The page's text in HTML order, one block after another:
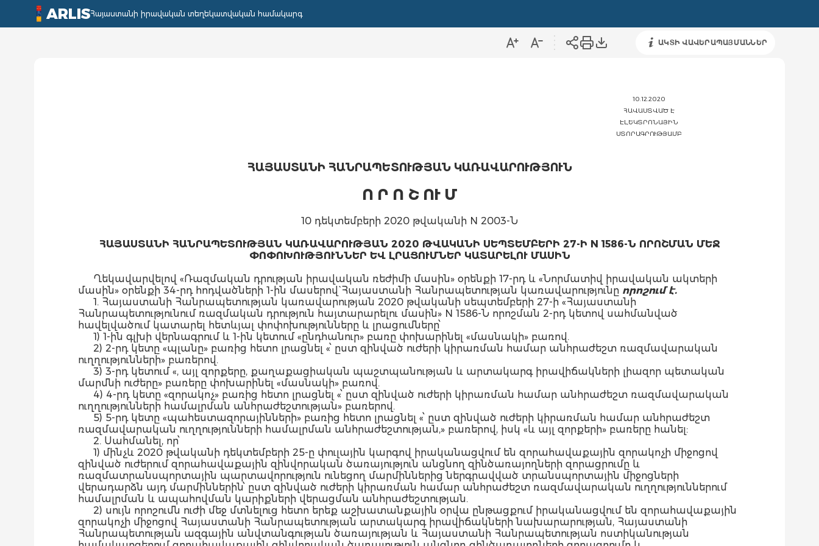
ARLISՀայաստանի իրավական տեղեկատվական համակարգ
ԱԿՏԻ ՎԱՎԵՐԱՊԱՅՄԱՆՆԵՐ
10.12.2020
ՀԱՎԱՍՏՎԱԾ Է
ԷԼԵԿՏՐՈՆԱՅԻՆ
ՍՏՈՐԱԳՐՈՒԹՅԱՄԲ
ՀԱՅԱՍՏԱՆԻ ՀԱՆՐԱՊԵՏՈՒԹՅԱՆ ԿԱՌԱՎԱՐՈՒԹՅՈՒՆ
Ո Ր Ո Շ ՈՒ Մ
10 դեկտեմբերի 2020 թվականի N 2003-Ն
ՀԱՅԱՍՏԱՆԻ ՀԱՆՐԱՊԵՏՈՒԹՅԱՆ ԿԱՌԱՎԱՐՈՒԹՅԱՆ 2020 ԹՎԱԿԱՆԻ ՍԵՊՏԵՄԲԵՐԻ 27-Ի N 1586-Ն ՈՐՈՇՄԱՆ ՄԵՋ
ՓՈՓՈԽՈՒԹՅՈՒՆՆԵՐ ԵՎ ԼՐԱՑՈՒՄՆԵՐ ԿԱՏԱՐԵԼՈՒ ՄԱՍԻՆ
Ղեկավարվելով «Ռազմական դրության իրավական ռեժիմի մասին» օրենքի 17-րդ և «Նորմատիվ իրավական ակտերի
մասին» օրենքի 34-րդ հոդվածների 1-ին մասերով` Հայաստանի Հանրապետության կառավարությունը որոշում է.
1. Հայաստանի Հանրապետության կառավարության 2020 թվականի սեպտեմբերի 27-ի «Հայաստանի
Հանրապետությունում ռազմական դրություն հայտարարելու մասին» N 1586-Ն որոշման 2-րդ կետով սահմանված
հավելվածում կատարել հետևյալ փոփոխությունները և լրացումները՝
1) 1-ին գլխի վերնագրում և 1-ին կետում «ընդհանուր» բառը փոխարինել «մասնակի» բառով.
2) 2-րդ կետը «պլանը» բառից հետո լրացնել «՝ ըստ զինված ուժերի կիրառման համար անհրաժեշտ ռազմավարական
ուղղությունների» բառերով.
3) 3-րդ կետում «, այլ զորքերը, քաղաքացիական պաշտպանության և արտակարգ իրավիճակների լիազոր պետական
մարմնի ուժերը» բառերը փոխարինել «մասնակի» բառով.
4) 4-րդ կետը «զորակոչ» բառից հետո լրացնել «՝ ըստ զինված ուժերի կիրառման համար անհրաժեշտ ռազմավարական
ուղղությունների համալրման անհրաժեշտության» բառերով.
5) 5-րդ կետը «պահեստազորայինների» բառից հետո լրացնել «՝ ըստ զինված ուժերի կիրառման համար անհրաժեշտ
ռազմավարական ուղղությունների համալրման անհրաժեշտության,» բառերով, իսկ «և այլ զորքերի» բառերը հանել:
2. Սահմանել, որ՝
1) մինչև 2020 թվականի դեկտեմբերի 25-ը փուլային կարգով իրականացվում են զորահավաքային զորակոչի միջոցով
զինված ուժերում զորահավաքային զինվորական ծառայություն անցնող զինծառայողների զորացրումը և
ռազմատրանսպորտային պարտավորություն ունեցող մարմիններից ներգրավված տրանսպորտային միջոցների
վերադարձն այդ մարմիններին՝ ըստ զինված ուժերի կիրառման համար անհրաժեշտ ռազմավարական ուղղություններում
համալրման և ապահովման կարիքների վերացման անհրաժեշտության.
2) սույն որոշումն ուժի մեջ մտնելուց հետո երեք աշխատանքային օրվա ընթացքում իրականացվում են զորահավաքային
զորակոչի միջոցով Հայաստանի Հանրապետության արտակարգ իրավիճակների նախարարության, Հայաստանի
Հանրապետության ազգային անվտանգության ծառայության և Հայաստանի Հանրապետության ոստիկանության